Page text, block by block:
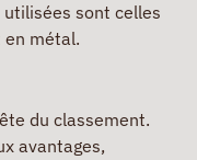
sont celles
en métal.
du classement.
avantages,